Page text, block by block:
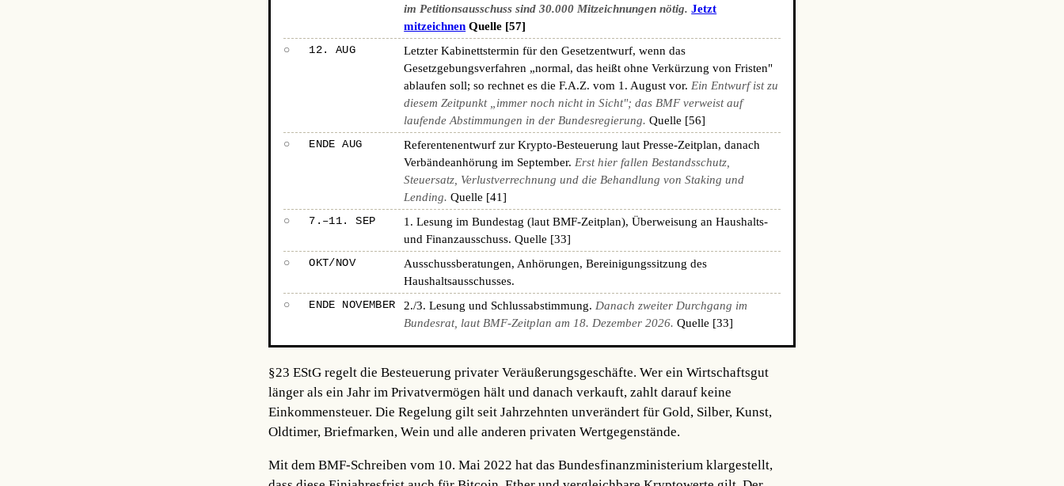
im Petitionsausschuss sind 30.000 Mitzeichnungen nötig. Jetzt
mitzeichnen Quelle [57]
○ 12. AUG
Letzter Kabinettstermin für den Gesetzentwurf, wenn das
Gesetzgebungsverfahren „normal, das heißt ohne Verkürzung von Fristen"
ablaufen soll; so rechnet es die F.A.Z. vom 1. August vor. Ein Entwurf ist zu
diesem Zeitpunkt „immer noch nicht in Sicht"; das BMF verweist auf
laufende Abstimmungen in der Bundesregierung. Quelle [56]
○ ENDE AUG
Referentenentwurf zur Krypto-Besteuerung laut Presse-Zeitplan, danach
Verbändeanhörung im September. Erst hier fallen Bestandsschutz,
Steuersatz, Verlustverrechnung und die Behandlung von Staking und
Lending. Quelle [41]
○ 7.–11. SEP
1. Lesung im Bundestag (laut BMF-Zeitplan), Überweisung an Haushalts-
und Finanzausschuss.Quelle [33]
○ OKT/NOV
Ausschussberatungen, Anhörungen, Bereinigungssitzung des
Haushaltsausschusses.
○ ENDE NOVEMBER 2./3. Lesung und Schlussabstimmung. Danach zweiter Durchgang im
Bundesrat, laut BMF-Zeitplan am 18. Dezember 2026. Quelle [33]
§23 EStG regelt die Besteuerung privater Veräußerungsgeschäfte. Wer ein Wirtschaftsgut
länger als ein Jahr im Privatvermögen hält und danach verkauft, zahlt darauf keine
Einkommensteuer. Die Regelung gilt seit Jahrzehnten unverändert für Gold, Silber, Kunst,
Oldtimer, Briefmarken, Wein und alle anderen privaten Wertgegenstände.
Mit dem BMF-Schreiben vom 10. Mai 2022 hat das Bundesfinanzministerium klargestellt,